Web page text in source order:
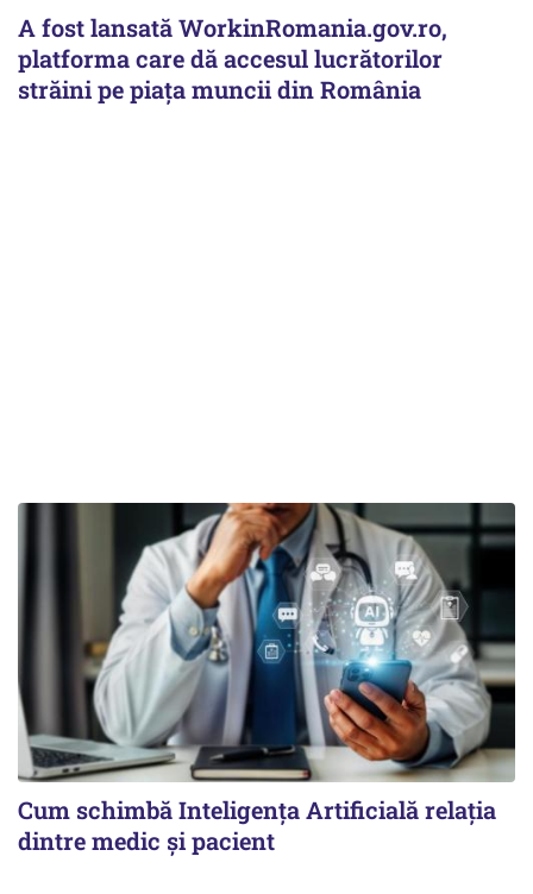
A fost lansată WorkinRomania.gov.ro,
platforma care dă accesul lucrătorilor
străini pe piața muncii din România
Cum schimbă Inteligența Artificială relația
dintre medic și pacient